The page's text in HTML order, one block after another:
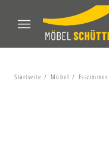
Startseite Möbel Esszimmer